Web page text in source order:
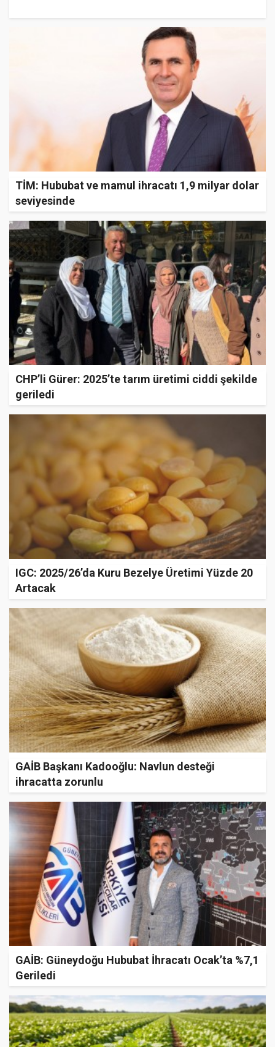
TİM: Hububat ve mamul ihracatı 1,9 milyar dolar
seviyesinde
CHP’li Gürer: 2025’te tarım üretimi ciddi şekilde
geriledi
IGC: 2025/26’da Kuru Bezelye Üretimi Yüzde 20
Artacak
GAİB Başkanı Kadooğlu: Navlun desteği
ihracatta zorunlu
GAİB: Güneydoğu Hububat İhracatı Ocak’ta %7,1
Geriledi